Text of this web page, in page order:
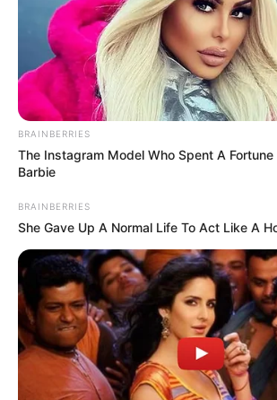
BRAINBERRIES
The Instagram Model Who Spent A Fortune
Barbie
BRAINBERRIES
She Gave Up A Normal Life To Act Like A